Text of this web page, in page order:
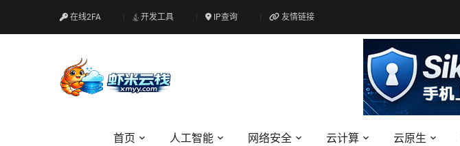
在线2FA 开发工具 IP查询 友情链接
首页 人工智能 网络安全 云计算 云原生